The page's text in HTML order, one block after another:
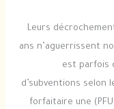
Leurs
ans n’aguerrissent
est parfois
d’subventions selon
forfaitaire une